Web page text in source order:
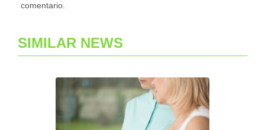
comentario.
SIMILAR NEWS